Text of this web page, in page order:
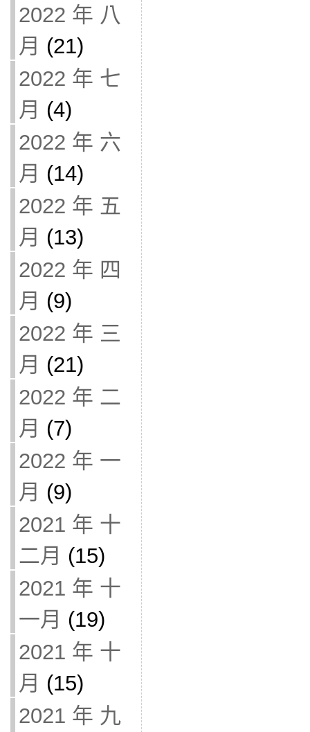
2022 年 八
月 (21)
2022 年 七
月 (4)
2022 年 六
月 (14)
2022 年 五
月 (13)
2022 年 四
月 (9)
2022 年 三
月 (21)
2022 年 二
月 (7)
2022 年 一
月 (9)
2021 年 十
二月 (15)
2021 年 十
一月 (19)
2021 年 十
月 (15)
2021 年 九